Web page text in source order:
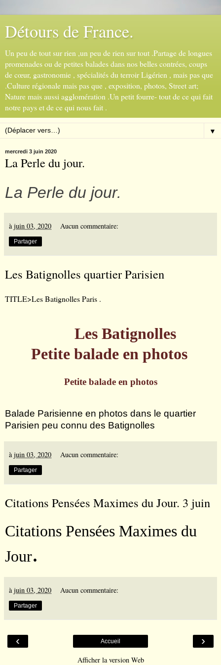
Détours de France.
Un peu de tout sur rien ,un peu de rien sur tout .Partage de longues
promenades ou de petites balades dans nos belles contrées, coups
de cœur, gastronomie , spécialités du terroir Ligérien , mais pas que
.Culture régionale mais pas que , exposition, photos, Street art;
Nature mais aussi agglomération .Un petit fourre- tout de ce qui fait
notre pays et de ce qui nous fait .
▼
mercredi 3 juin 2020
La Perle du jour.
La Perle du jour.
à juin 03, 2020 Aucun commentaire:
Partager
Les Batignolles quartier Parisien
TITLE>Les Batignolles Paris .
Les Batignolles
Petite balade en photos
Petite balade en photos
Balade Parisienne en photos dans le quartier
Parisien peu connu des Batignolles
à juin 03, 2020 Aucun commentaire:
Partager
Citations Pensées Maximes du Jour. 3 juin
Citations Pensées Maximes du
Jour.
àjuin 03, 2020 Aucun commentaire:
Partager
‹ ›
Accueil
Afficher la version Web